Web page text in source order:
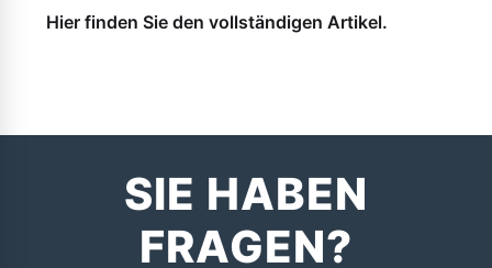
Hier finden Sie den vollständigen Artikel.
SIE HABEN
FRAGEN?